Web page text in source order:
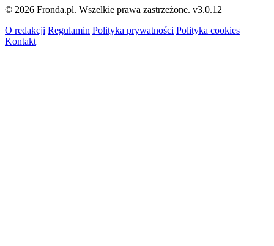
© 2026 Fronda.pl. Wszelkie prawa zastrzeżone. v3.0.12
O redakcji Regulamin Polityka prywatności Polityka cookies
Kontakt